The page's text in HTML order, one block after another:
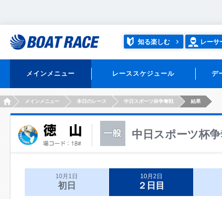
知る楽しむ レーサ
メインメニュー レーススケジュール デ
HOMEメインメニュー 本日のレース 中日スポーツ杯争奪戦 結果
中日スポーツ杯
10月1日
初日
10月2日
２日目